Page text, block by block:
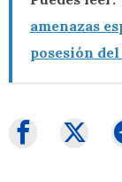
amenazas
posesión del